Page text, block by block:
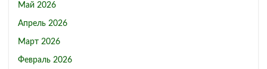
Май 2026
Апрель 2026
Март 2026
Февраль 2026